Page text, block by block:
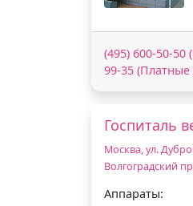
(495) 600-50-50
99-35 (Платные
Госпиталь
Москва, ул.
Волгоградский
Аппараты: